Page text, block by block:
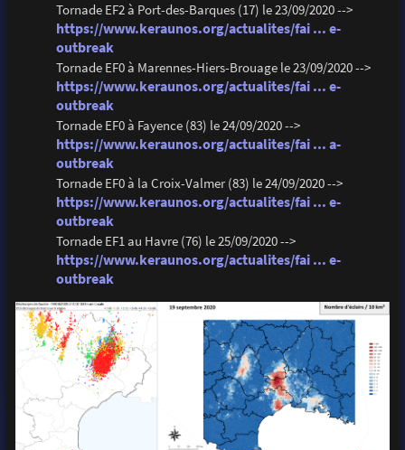
Tornade EF2 à Port-des-Barques (17) le 23/09/2020 -->
https://www.keraunos.org/actualites/fai ... e-
outbreak
Tornade EF0 à Marennes-Hiers-Brouage le 23/09/2020 -->
https://www.keraunos.org/actualites/fai ... e-
outbreak
Tornade EF0 à Fayence (83) le 24/09/2020 -->
https://www.keraunos.org/actualites/fai ... a-
outbreak
Tornade EF0 à la Croix-Valmer (83) le 24/09/2020 -->
https://www.keraunos.org/actualites/fai ... e-
outbreak
Tornade EF1 au Havre (76) le 25/09/2020 -->
https://www.keraunos.org/actualites/fai ... e-
outbreak